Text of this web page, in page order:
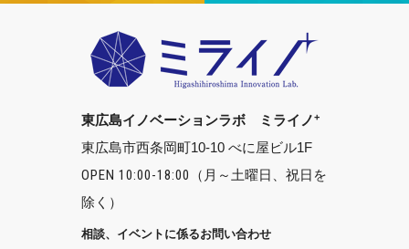
東広島イノベーションラボ ミライノ+
東広島市西条岡町10-10 べに屋ビル1F
OPEN 10:00-18:00
（月～土曜日、祝日を
除く）
相談、イベントに係るお問い合わせ